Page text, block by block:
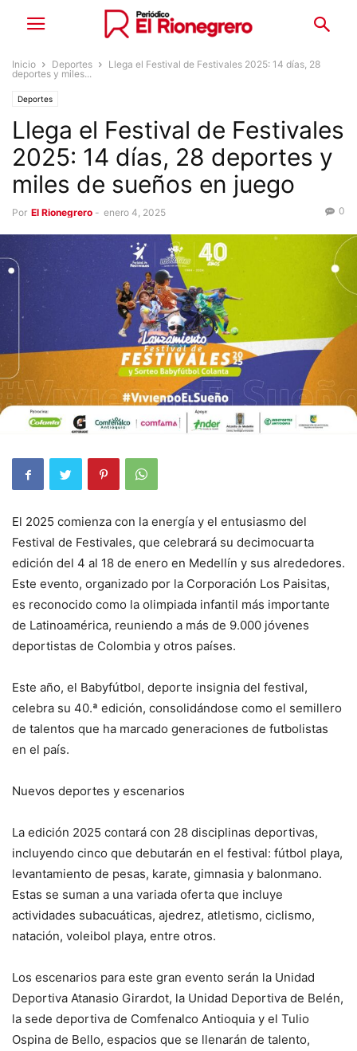
Inicio Deportes
Llega el Festival de Festivales 2025: 14 días, 28
deportes y miles...
Deportes
Llega el Festival de Festivales
2025: 14 días, 28 deportes y
miles de sueños en juego
Por El Rionegrero - enero 4, 2025 0
El 2025 comienza con la energía y el entusiasmo del
Festival de Festivales, que celebrará su decimocuarta
edición del 4 al 18 de enero en Medellín y sus alrededores.
Este evento, organizado por la Corporación Los Paisitas,
es reconocido como la olimpiada infantil más importante
de Latinoamérica, reuniendo a más de 9.000 jóvenes
deportistas de Colombia y otros países.
Este año, el Babyfútbol, deporte insignia del festival,
celebra su 40.ª edición, consolidándose como el semillero
de talentos que ha marcado generaciones de futbolistas
en el país.
Nuevos deportes y escenarios
La edición 2025 contará con 28 disciplinas deportivas,
incluyendo cinco que debutarán en el festival: fútbol playa,
levantamiento de pesas, karate, gimnasia y balonmano.
Estas se suman a una variada oferta que incluye
actividades subacuáticas, ajedrez, atletismo, ciclismo,
natación, voleibol playa, entre otros.
Los escenarios para este gran evento serán la Unidad
Deportiva Atanasio Girardot, la Unidad Deportiva de Belén,
la sede deportiva de Comfenalco Antioquia y el Tulio
Ospina de Bello, espacios que se llenarán de talento,